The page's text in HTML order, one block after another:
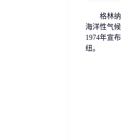
格林纳达
海洋性气
1974年宣
纽。